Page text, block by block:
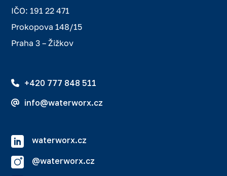
IČO: 191 22 471
Prokopova 148/15
Praha 3 – Žižkov
+420 777 848 511
info@waterworx.cz
waterworx.cz
@waterworx.cz